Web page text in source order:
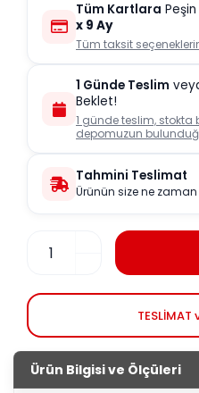
Tüm Kartlara
x 9 Ay
Tüm taksit
1 Günde Teslim
Beklet!
1 günde teslim, stokta
depomuzun
Tahmini Teslimat
Ürünün size ne
TESLİMAT
Ürün Bilgisi ve Ölçüleri